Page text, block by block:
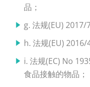
品；
g. 法规(EU) 2017/
h. 法规(EU) 2016/
i. 法规(EC) No
食品接触的物品；